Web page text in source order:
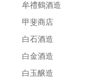
牟禮鶴酒造
甲斐商店
白石酒造
白金酒造
白玉醸造